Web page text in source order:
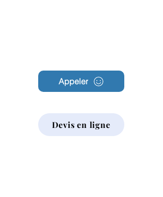
Appeler
Devis en ligne